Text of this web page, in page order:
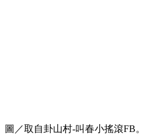
圖／取自卦山村-叫春小搖滾FB。